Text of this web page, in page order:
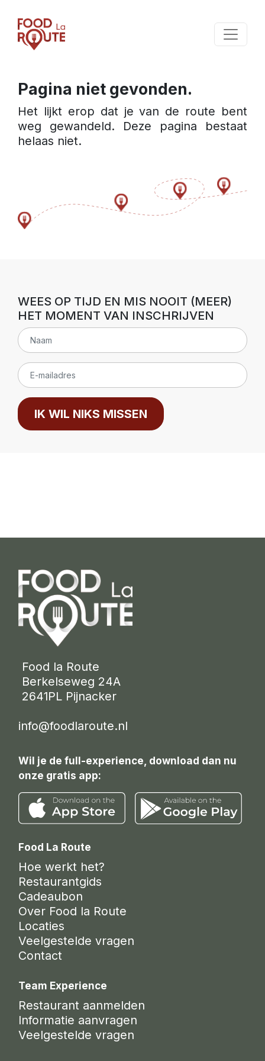
Pagina niet gevonden.
Het lijkt erop dat je van de route bent
weg gewandeld. Deze pagina bestaat
helaas niet.
WEES OP TIJD EN MIS NOOIT (MEER)
HET MOMENT VAN INSCHRIJVEN
IK WIL NIKS MISSEN
Food la Route
Berkelseweg 24A
2641PL Pijnacker
info@foodlaroute.nl
Wil je de full-experience, download dan nu
onze gratis app:
Food La Route
Hoe werkt het?
Restaurantgids
Cadeaubon
Over Food la Route
Locaties
Veelgestelde vragen
Contact
Team Experience
Restaurant aanmelden
Informatie aanvragen
Veelgestelde vragen